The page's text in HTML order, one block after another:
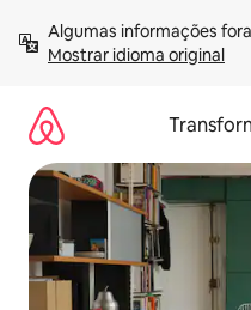
para
Mostrar idioma original